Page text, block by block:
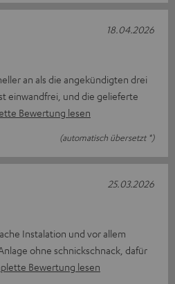
an als die angekündigten drei
einwandfrei, und die gelieferte
Bewertung lesen
(automatisch übersetzt *)
18.04.2026
Instalation und vor allem
ohne schnickschnack, dafür
Bewertung lesen
25.03.2026